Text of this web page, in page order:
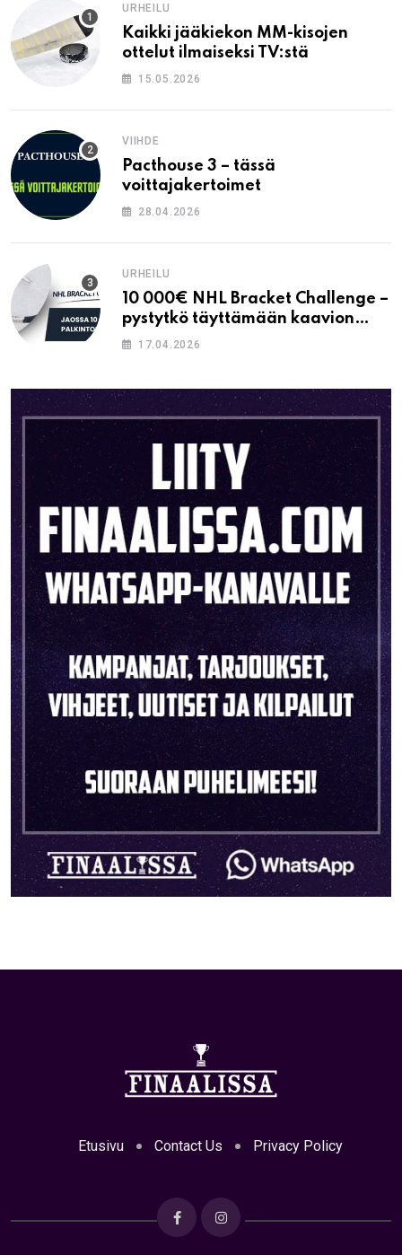
URHEILU
Kaikki jääkiekon MM-kisojen
ottelut ilmaiseksi TV:stä
15.05.2026
VIIHDE
Pacthouse 3 – tässä
voittajakertoimet
28.04.2026
URHEILU
10 000€ NHL Bracket Challenge –
pystytkö täyttämään kaavion
oikein?
17.04.2026
Etusivu Contact Us Privacy Policy